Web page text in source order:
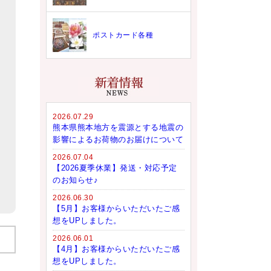
ポストカード各種
2026.07.29
熊本県熊本地方を震源とする地震の
影響によるお荷物のお届けについて
2026.07.04
【2026夏季休業】発送・対応予定
のお知らせ♪
2026.06.30
【5月】お客様からいただいたご感
想をUPしました。
2026.06.01
【4月】お客様からいただいたご感
想をUPしました。